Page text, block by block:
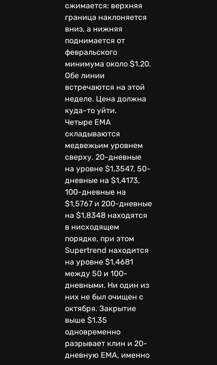
сжимается: верхняя
граница наклоняется
вниз, а нижняя
поднимается от
февральского
минимума около $1.20.
Обе линии
встречаются на этой
неделе. Цена должна
куда-то уйти.
Четыре EMA
складываются
медвежьим уровнем
сверху. 20-дневные
на уровне $1,3547, 50-
дневные на $1,4173,
100-дневные на
$1,5767 и 200-дневные
на $1,8348 находятся
в нисходящем
порядке, при этом
Supertrend находится
на уровне $1,4681
между 50 и 100-
дневными. Ни один из
них не был очищен с
октября. Закрытие
выше $1.35
одновременно
разрывает клин и 20-
дневную EMA, именно